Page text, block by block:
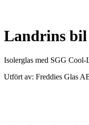
Landrins bil
Isolerglas med SGG
Utfört av: Freddies Glas